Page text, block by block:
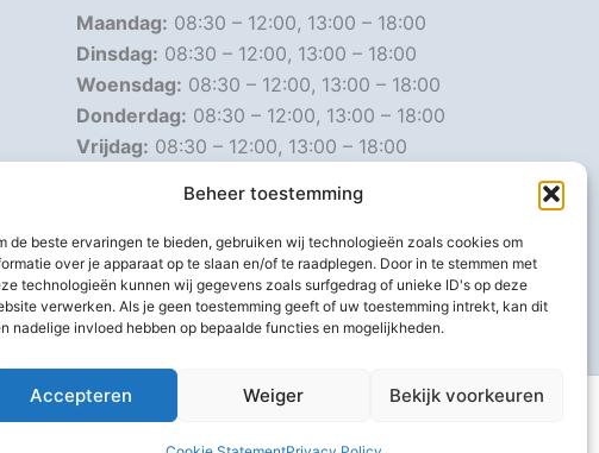
Beheer toestemming
de beste ervaringen te bieden, gebruiken wij technologieën zoals cookies om
over je apparaat op te slaan en/of te raadplegen. Door in te stemmen met
technologieën kunnen wij gegevens zoals surfgedrag of unieke ID's op deze
verwerken. Als je geen toestemming geeft of uw toestemming intrekt, kan dit
nadelige invloed hebben op bepaalde functies en mogelijkheden.
Accepteren Weiger Bekijk voorkeuren
Maandag: 08:30 – 12:00, 13:00 – 18:00
Dinsdag: 08:30 – 12:00, 13:00 – 18:00
Woensdag: 08:30 – 12:00, 13:00 – 18:00
Donderdag: 08:30 – 12:00, 13:00 – 18:00
Vrijdag: 08:30 – 12:00, 13:00 – 18:00
Gesloten
Afwijkende openingsuren